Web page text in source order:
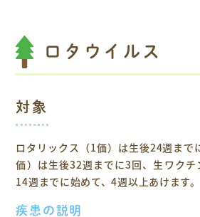
ロタウイルス
対象
ロタリックス（1価）は生後24週まで
価）は生後32週までに3回、生ワクチ
14週までに始めて、4週以上あけます。
疾患の説明